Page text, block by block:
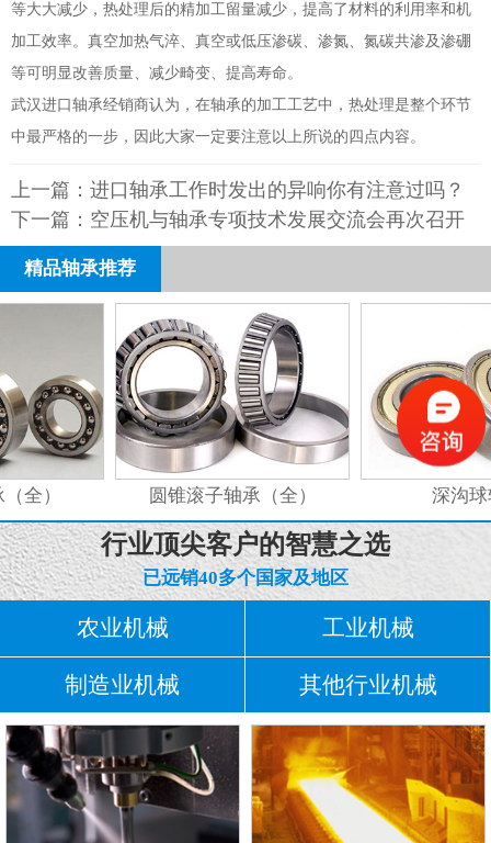
等大大减少，热处理后的精加工留量减少，提高了材料的利用率和机
加工效率。真空加热气淬、真空或低压渗碳、渗氮、氮碳共渗及渗硼
等可明显改善质量、减少畸变、提高寿命。
武汉进口轴承经销商认为，在轴承的加工工艺中，热处理是整个环节
中最严格的一步，因此大家一定要注意以上所说的四点内容。
上一篇： 进口轴承工作时发出的异响你有注意过吗？
下一篇： 空压机与轴承专项技术发展交流会再次召开
精品轴承推荐
全） 圆锥滚子轴承（全） 深沟球
行业顶尖客户的智慧之选
已远销40多个国家及地区
农业机械 工业机械
制造业机械 其他行业机械